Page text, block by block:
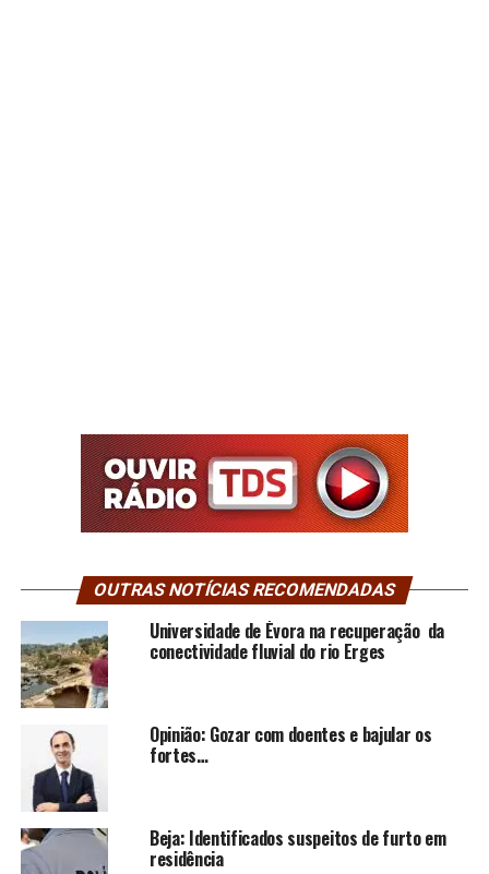
OUTRAS NOTÍCIAS RECOMENDADAS
Universidade de Évora na recuperação da
conectividade fluvial do rio Erges
Opinião: Gozar com doentes e bajular os
fortes…
Beja: Identificados suspeitos de furto em
residência